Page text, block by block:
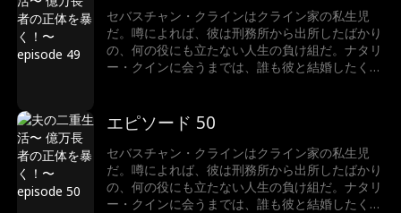
セバスチャン・クラインはクライン家の私生児
だ。噂によれば、彼は刑務所から出所したばかり
の、何の役にも立たない人生の負け組だ。ナタリ
ー・クインに会うまでは、誰も彼と結婚したくな
るのか？それよりも、そもそもなぜセバスチャ
ン・クラインは正体を隠しているのか？
エピソード 50
セバスチャン・クラインはクライン家の私生児
だ。噂によれば、彼は刑務所から出所したばかり
の、何の役にも立たない人生の負け組だ。ナタリ
ー・クインに会うまでは、誰も彼と結婚したくな